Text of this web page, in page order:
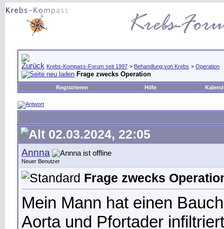
Krebs-Kompass-Forum seit 1997 > Behandlung von Krebs > Operation
Frage zwecks Operation
Registrieren Hilfe
02.03.2024, 22:05
Annna
Neuer Benutzer
Frage zwecks
Mein Mann hat einen
Aorta und Pfortader